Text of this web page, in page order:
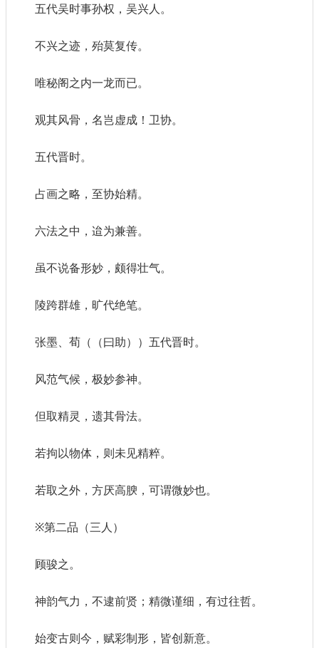
五代吴时事孙权，吴兴人。
不兴之迹，殆莫复传。
唯秘阁之内一龙而已。
观其风骨，名岂虚成！卫协。
五代晋时。
占画之略，至协始精。
六法之中，迨为兼善。
虽不说备形妙，颇得壮气。
陵跨群雄，旷代绝笔。
张墨、荀（（曰助））五代晋时。
风范气候，极妙参神。
但取精灵，遗其骨法。
若拘以物体，则未见精粹。
若取之外，方厌高腴，可谓微妙也。
※第二品（三人）
顾骏之。
神韵气力，不逮前贤；精微谨细，有过往哲。
始变古则今，赋彩制形，皆创新意。